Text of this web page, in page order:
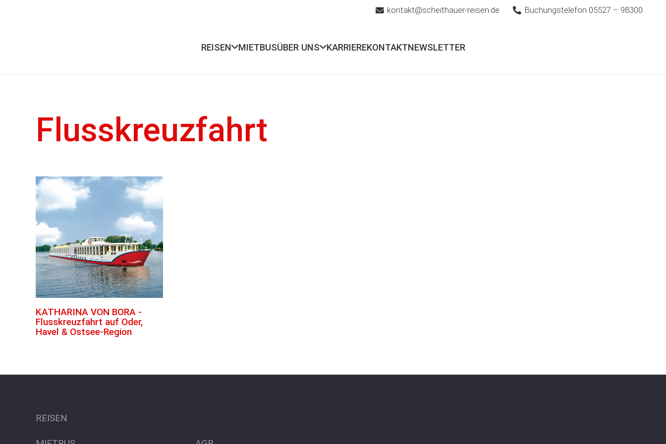
kontakt@scheithauer-reisen.de Buchungstelefon 05527 – 98300
REISEN MIETBUSÜBER UNS KARRIEREKONTAKTNEWSLETTER
Flusskreuzfahrt
KATHARINA VON BORA -
Flusskreuzfahrt auf Oder,
Havel & Ostsee-Region
REISEN